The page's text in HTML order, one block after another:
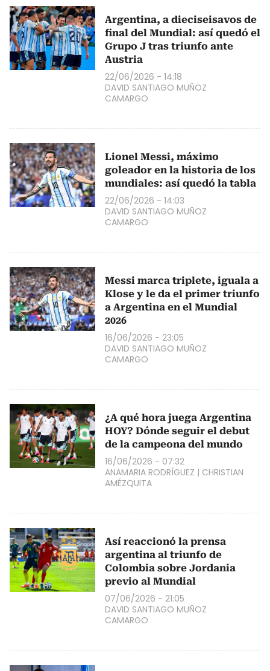
Argentina, a dieciseisavos de
final del Mundial: así quedó el
Grupo J tras triunfo ante
Austria
22/06/2026 - 14:18
DAVID SANTIAGO MUÑOZ
CAMARGO
Lionel Messi, máximo
goleador en la historia de los
mundiales: así quedó la tabla
22/06/2026 - 14:03
DAVID SANTIAGO MUÑOZ
CAMARGO
Messi marca triplete, iguala a
Klose y le da el primer triunfo
a Argentina en el Mundial
2026
16/06/2026 - 23:05
DAVID SANTIAGO MUÑOZ
CAMARGO
¿A qué hora juega Argentina
HOY? Dónde seguir el debut
de la campeona del mundo
16/06/2026 - 07:32
ANAMARIA RODRÍGUEZ | CHRISTIAN
AMÉZQUITA
Así reaccionó la prensa
argentina al triunfo de
Colombia sobre Jordania
previo al Mundial
07/06/2026 - 21:05
DAVID SANTIAGO MUÑOZ
CAMARGO